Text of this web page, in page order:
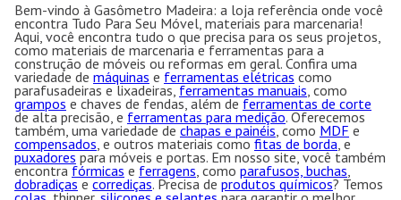
Bem-vindo à Gasômetro Madeira: a loja referência onde você
encontra Tudo Para Seu Móvel, materiais para marcenaria!
Aqui, você encontra tudo o que precisa para os seus projetos,
como materiais de marcenaria e ferramentas para a
construção de móveis ou reformas em geral. Confira uma
variedade de máquinas e ferramentas elétricas como
parafusadeiras e lixadeiras, ferramentas manuais, como
grampos e chaves de fendas, além de ferramentas de corte
de alta precisão, e ferramentas para medição. Oferecemos
também, uma variedade de chapas e painéis, como MDF e
compensados, e outros materiais como fitas de borda, e
puxadores para móveis e portas. Em nosso site, você também
encontra fórmicas e ferragens, como parafusos, buchas,
dobradiças e corrediças. Precisa de produtos químicos? Temos